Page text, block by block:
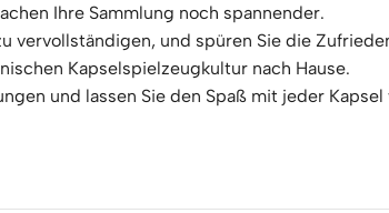
Ihre Sammlung noch spannender.
vervollständigen, und spüren Sie die
Kapselspielzeugkultur nach Hause.
und lassen Sie den Spaß mit jeder